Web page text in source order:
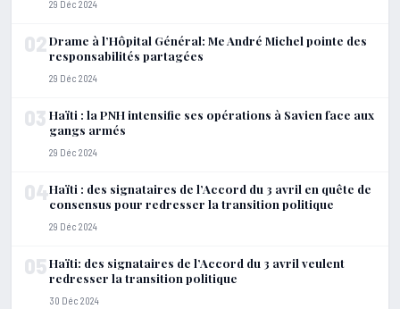
29 Déc 2024
02Drame à l’Hôpital Général: Me André Michel pointe des
responsabilités partagées
29 Déc 2024
03 Haïti : la PNH intensifie ses opérations à Savien face aux
gangs armés
29 Déc 2024
04Haïti : des signataires de l’Accord du 3 avril en quête de
consensus pour redresser la transition politique
29 Déc 2024
05Haïti: des signataires de l’Accord du 3 avril veulent
redresser la transition politique
30 Déc 2024